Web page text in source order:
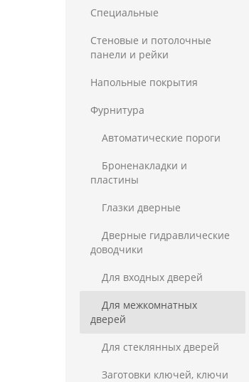
Специальные
Стеновые и потолочные
панели и рейки
Напольные покрытия
Фурнитура
Автоматические пороги
Броненакладки и
пластины
Глазки дверные
Дверные гидравлические
доводчики
Для входных дверей
Для межкомнатных
дверей
Для стеклянных дверей
Заготовки ключей, ключи